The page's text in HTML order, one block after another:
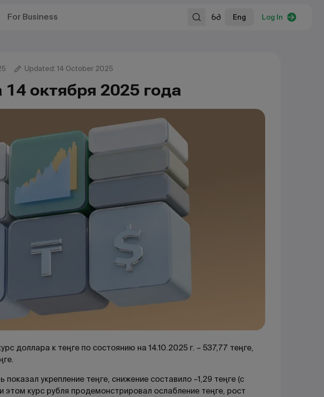
For Business Eng Log In
Updated: 14 October 2025
октября 2025 года
доллара к теңге по состоянию на 14.10.2025 г. – 537,77 теңге,
укрепление теңге, снижение составило –1,29 теңге (с
этом курс рубля продемонстрировал ослабление теңге, рост